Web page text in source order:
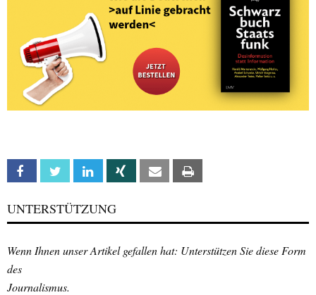
Facebook Twitter Linkedin Xing Email
UNTERSTÜTZUNG
Wenn Ihnen unser Artikel gefallen hat: Unterstützen Sie diese Form
des
Journalismus.